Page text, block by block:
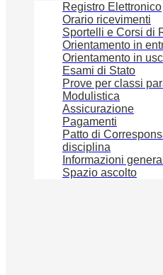
Registro Elettronico
Orario ricevimenti
Sportelli e Corsi di
Orientamento in
Orientamento in
Esami di Stato
Prove per classi
Modulistica
Assicurazione
Pagamenti
Patto di
disciplina
Informazioni
Spazio ascolto